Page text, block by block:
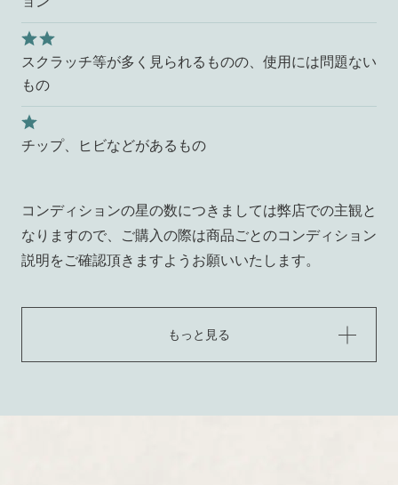
スクラッチ等が多く見られるものの、使用には問題ない
もの
チップ、ヒビなどがあるもの
コンディションの星の数につきましては弊店での主観と
なりますので、ご購入の際は商品ごとのコンディション
説明をご確認頂きますようお願いいたします。
もっと見る